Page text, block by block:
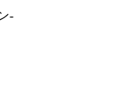
-